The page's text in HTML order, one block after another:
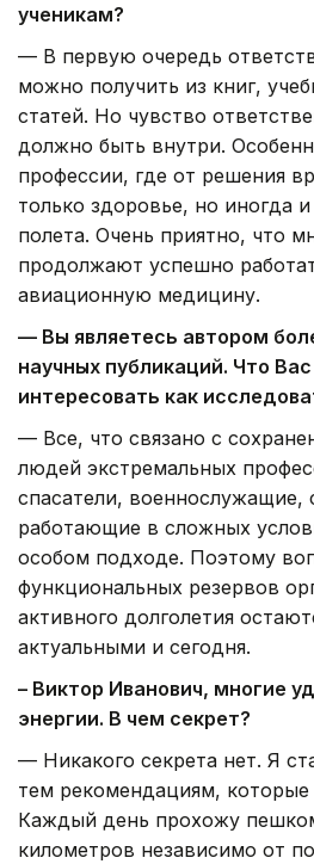
ученикам?
— В первую очередь
можно получить из книг,
статей. Но чувство
должно быть внутри.
профессии, где от решения
только здоровье, но иногда и
полета. Очень приятно, что
продолжают успешно
авиационную медицину.
— Вы являетесь автором
научных публикаций. Что
интересовать как
— Все, что связано с
людей экстремальных
спасатели, военнослужащие,
работающие в сложных
особом подходе. Поэтому
функциональных резервов
активного долголетия
актуальными и сегодня.
– Виктор Иванович, многие
энергии. В чем секрет?
— Никакого секрета нет. Я
тем рекомендациям,
Каждый день прохожу
километров независимо от